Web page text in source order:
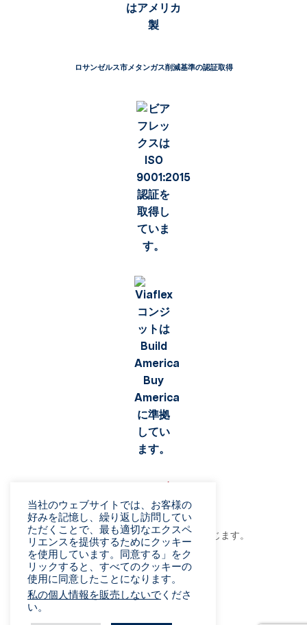
ロサンゼルス市メタンガス削減基準の認証取得
©2026 Viaflex. 無断複写・転載を禁じます。
プライバシーポリシー
利用規約
詐欺に関する警告
販売条件
当社のウェブサイトでは、お客様の
好みを記憶し、繰り返し訪問してい
ただくことで、最も適切なエクスペ
リエンスを提供するためにクッキー
を使用しています。同意する」をク
リックすると、すべてのクッキーの
使用に同意したことになります。
私の個人情報を販売しないで くださ
い。